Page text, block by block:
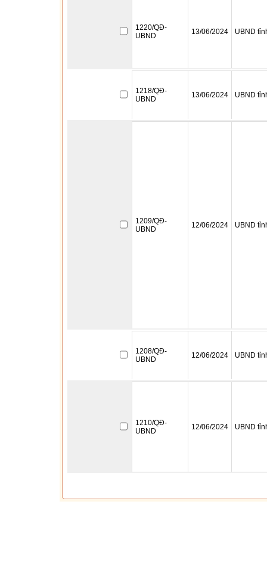
1220/QĐ-
UBND
13/06/2024 UBND
1218/QĐ-
UBND
13/06/2024 UBND
1209/QĐ-
UBND
12/06/2024 UBND
1208/QĐ-
UBND
12/06/2024 UBND
1210/QĐ-
UBND
12/06/2024 UBND